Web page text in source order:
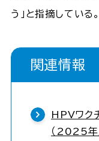
う」と指摘している。
関連情報
HPVワク
（2025年